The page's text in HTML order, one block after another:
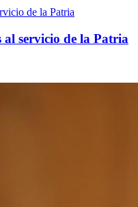
al servicio de la Patria